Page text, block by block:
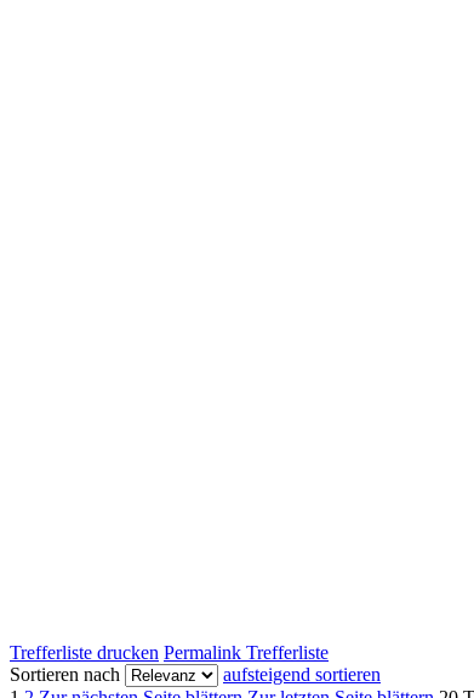
Trefferliste drucken Permalink Trefferliste
Sortieren nach
aufsteigend sortieren